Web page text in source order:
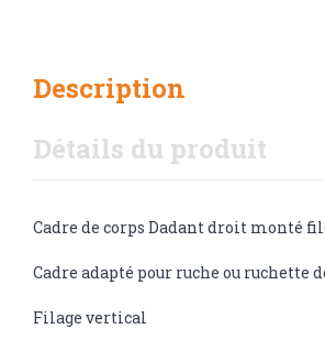
Description
Détails du produit
Cadre de corps Dadant droit monté
Cadre adapté pour ruche ou ruchette
Filage vertical